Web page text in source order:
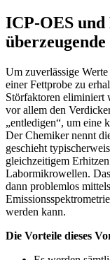
ICP-OES und
Um zuverlässige
einer Fettprobe zu
Störfaktoren eliminiert
vor allem den
„entledigen“, um eine
Der Chemiker nennt
geschieht
gleichzeitigem
Labormikrowellen.
dann problemlos
werden kann.
Die Vorteile dieses